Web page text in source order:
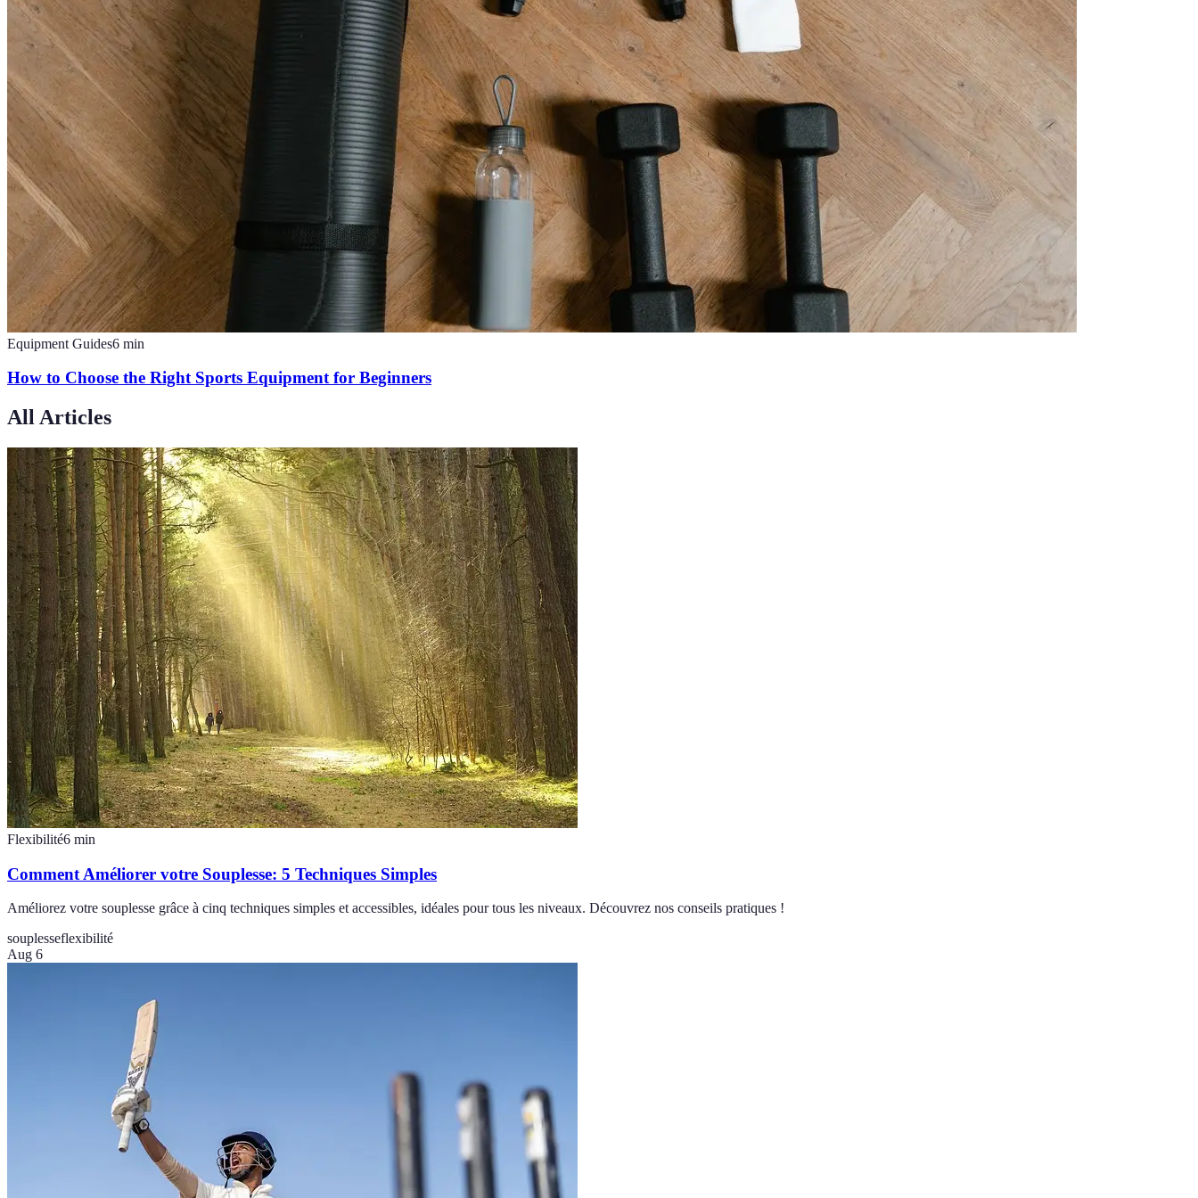
Equipment Guides6 min
How to Choose the Right Sports Equipment for Beginners
All Articles
Flexibilité6 min
Comment Améliorer votre Souplesse: 5 Techniques Simples
Améliorez votre souplesse grâce à cinq techniques simples et accessibles, idéales pour tous les niveaux. Découvrez nos conseils pratiques !
souplesseflexibilité
Aug 6